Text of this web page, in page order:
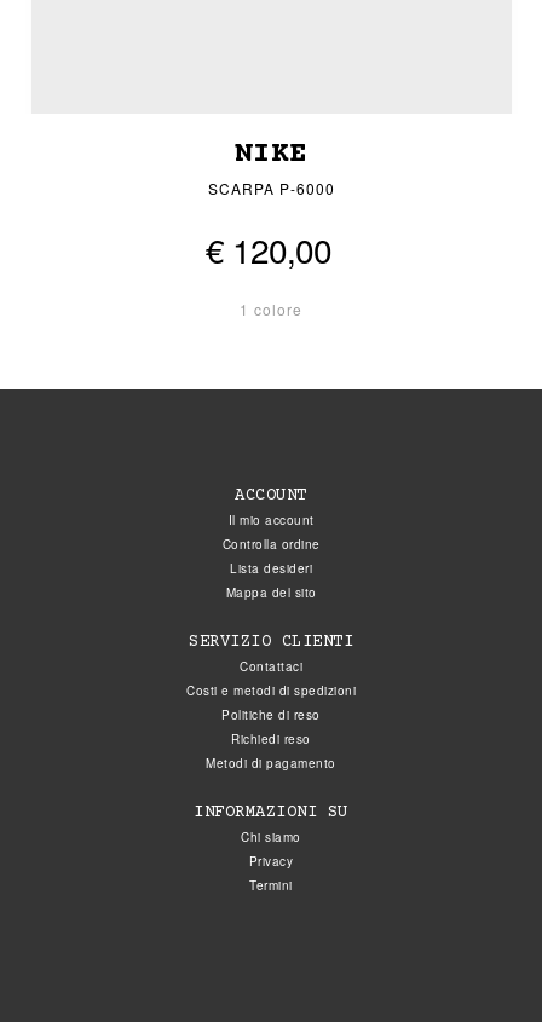
NIKE
SCARPA P-6000
€ 120,00
1 colore
ACCOUNT
Il mio account
Controlla ordine
Lista desideri
Mappa del sito
SERVIZIO CLIENTI
Contattaci
Costi e metodi di spedizioni
Politiche di reso
Richiedi reso
Metodi di pagamento
INFORMAZIONI SU
Chi siamo
Privacy
Termini